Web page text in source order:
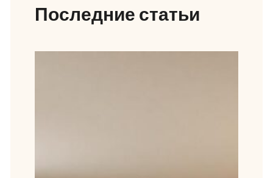
Последние статьи